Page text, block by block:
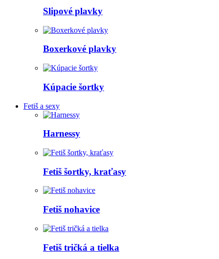
Slipové plavky
Boxerkové plavky
Kúpacie šortky
Fetiš a sexy
Harnessy
Fetiš šortky, kraťasy
Fetiš nohavice
Fetiš tričká a tielka